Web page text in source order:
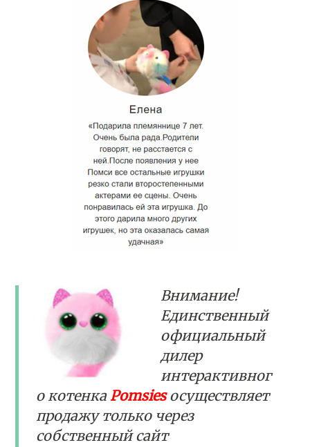
Внимание!
Единственный
официальный
дилер
интерактивног
о котенкаPomsiesосуществляет
продажу только через
собственный сайт